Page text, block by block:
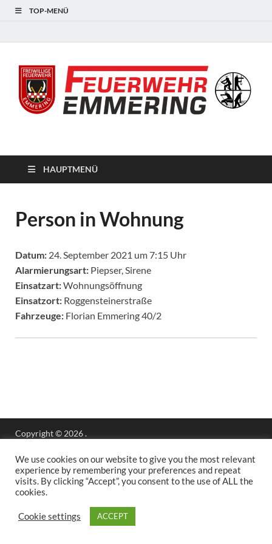
TOP-MENÜ
HAUPTMENÜ
Person in Wohnung
Datum: 24. September 2021 um 7:15 Uhr
Alarmierungsart: Piepser, Sirene
Einsatzart:Wohnungsöffnung
Einsatzort: Roggensteinerstraße
Fahrzeuge: Florian Emmering 40/2
Copyright © 2026.
We use cookies on our website to give you the most relevant
experience by remembering your preferences and repeat
visits. By clicking “Accept”, you consent to the use of ALL the
cookies.
Cookie settings ACCEPT